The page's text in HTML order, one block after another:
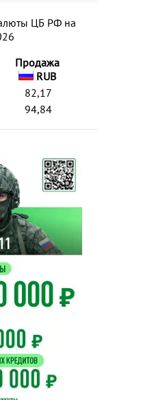
ЦБ РФ на
Продажа
RUB
82,17
94,84